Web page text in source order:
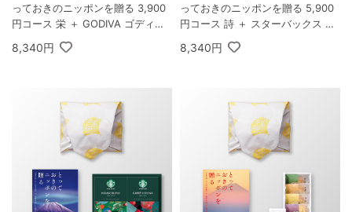
っておきのニッポンを贈る 3,900
円コース 栄 ＋ GODIVA ゴディバ
ラングドシャクッキーアソートメ
ント 30枚入
8,340円
っておきのニッポンを贈る 5,900
円コース 詩 ＋ スターバックス オ
リガミ パーソナルドリップ コーヒ
ーギフトA
8,340円